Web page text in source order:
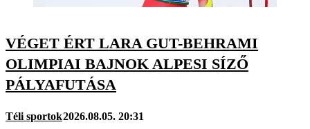
VÉGET ÉRT LARA GUT-BEHRAMI
OLIMPIAI BAJNOK ALPESI SÍZŐ
PÁLYAFUTÁSA
Téli sportok2026.08.05. 20:31